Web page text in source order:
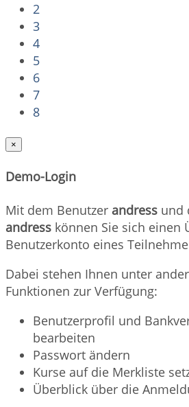
2
3
4
5
6
7
8
×
Demo-Login
Mit dem Benutzer andress und
andress können Sie sich einen
Benutzerkonto eines
Dabei stehen Ihnen unter
Funktionen zur Verfügung:
Benutzerprofil und
bearbeiten
Passwort ändern
Kurse auf die Merkliste
Überblick über die